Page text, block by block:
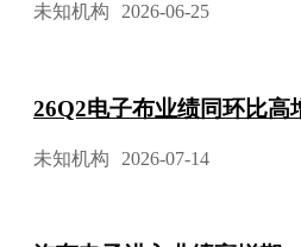
未知机构 2026-06-25
26Q2电子布业绩同环比高
未知机构 2026-07-14